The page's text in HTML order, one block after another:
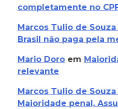
completamente no
Marcos Tulio de
Brasil não paga pela
Mario Doro em
relevante
Marcos Tulio de
Maioridade penal,